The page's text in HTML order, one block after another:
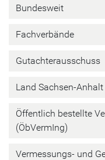
Bundesweit
Fachverbände
Gutachterausschuss
Land Sachsen-Anhalt
Öffentlich bestellte
(ÖbVermIng)
Vermessungs- und